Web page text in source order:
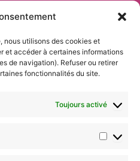
nous utilisons des cookies et
et accéder à certaines informations
de navigation). Refuser ou retirer
fonctionnalités du site.
Toujours activé
DISC
formations